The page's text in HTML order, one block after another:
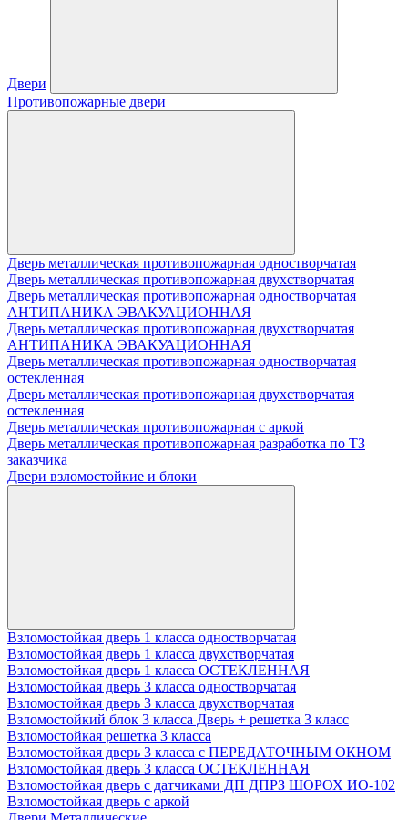
Двери
Противопожарные двери
Дверь металлическая противопожарная одностворчатая
Дверь металлическая противопожарная двухстворчатая
Дверь металлическая противопожарная одностворчатая
АНТИПАНИКА ЭВАКУАЦИОННАЯ
Дверь металлическая противопожарная двухстворчатая
АНТИПАНИКА ЭВАКУАЦИОННАЯ
Дверь металлическая противопожарная одностворчатая
остекленная
Дверь металлическая противопожарная двухстворчатая
остекленная
Дверь металлическая противопожарная с аркой
Дверь металлическая противопожарная разработка по ТЗ
заказчика
Двери взломостойкие и блоки
Взломостойкая дверь 1 класса одностворчатая
Взломостойкая дверь 1 класса двухстворчатая
Взломостойкая дверь 1 класса ОСТЕКЛЕННАЯ
Взломостойкая дверь 3 класса одностворчатая
Взломостойкая дверь 3 класса двухстворчатая
Взломостойкий блок 3 класса Дверь + решетка 3 класс
Взломостойкая решетка 3 класса
Взломостойкая дверь 3 класса с ПЕРЕДАТОЧНЫМ ОКНОМ
Взломостойкая дверь 3 класса ОСТЕКЛЕННАЯ
Взломостойкая дверь с датчиками ДП ДПРЗ ШОРОХ ИО-102
Взломостойкая дверь с аркой